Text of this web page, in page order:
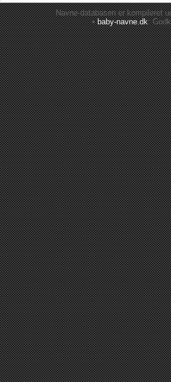
Navne-databasen er kompileret
•baby-navne.dk: